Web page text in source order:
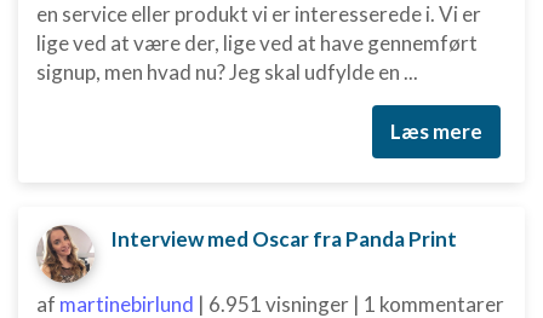
en service eller produkt vi er interesserede i. Vi er
lige ved at være der, lige ved at have gennemført
signup, men hvad nu? Jeg skal udfylde en ...
Læs mere
Interview med Oscar fra Panda Print
af martinebirlund | 6.951 visninger | 1 kommentarer